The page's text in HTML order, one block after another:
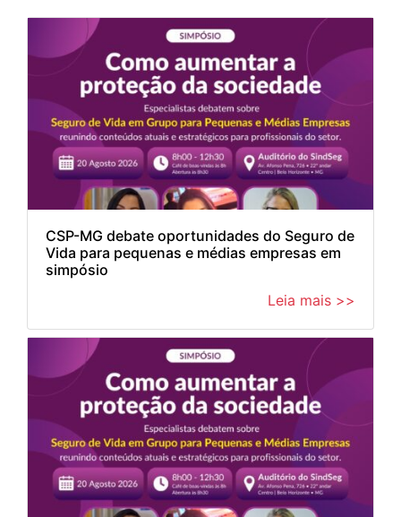
CSP-MG debate oportunidades do Seguro de
Vida para pequenas e médias empresas em
simpósio
Leia mais >>